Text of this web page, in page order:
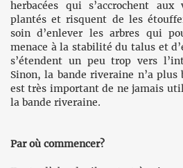
herbacées qui s’accrochent aux
plantés et risquent de les
soin d’enlever les arbres qui
menace à la stabilité du talus et
s’étendent un peu trop vers
Sinon, la bande riveraine n’a
est très important de ne jamais
la bande riveraine.
Par où commencer?